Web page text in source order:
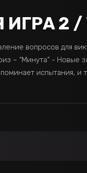
ИГРА 2 /
вопросов для
– “Минута” - Новые
испытания, и